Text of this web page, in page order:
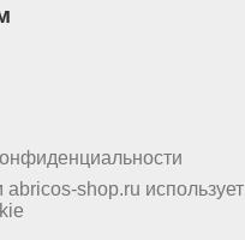
abricos-shop.ru использует